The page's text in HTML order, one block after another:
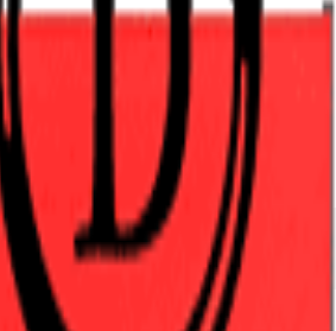
y Empleo Público...